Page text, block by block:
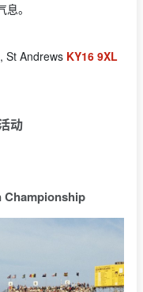
。
St Andrews KY16 9XL
动
Championship